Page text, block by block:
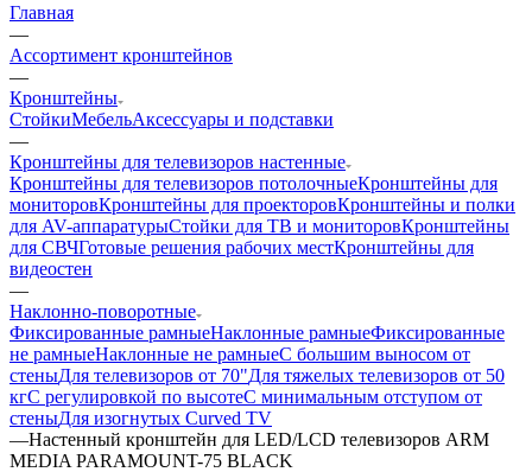
Главная
—
Ассортимент кронштейнов
—
Кронштейны
СтойкиМебельАксессуары и подставки
—
Кронштейны для телевизоров настенные
Кронштейны для телевизоров потолочныеКронштейны для
мониторовКронштейны для проекторовКронштейны и полки
для AV-аппаратурыСтойки для ТВ и мониторовКронштейны
для СВЧГотовые решения рабочих местКронштейны для
видеостен
—
Наклонно-поворотные
Фиксированные рамныеНаклонные рамныеФиксированные
не рамныеНаклонные не рамныеС большим выносом от
стеныДля телевизоров от 70"Для тяжелых телевизоров от 50
кгС регулировкой по высотеС минимальным отступом от
стеныДля изогнутых Curved TV
—Настенный кронштейн для LED/LCD телевизоров ARM
MEDIA PARAMOUNT-75 BLACK